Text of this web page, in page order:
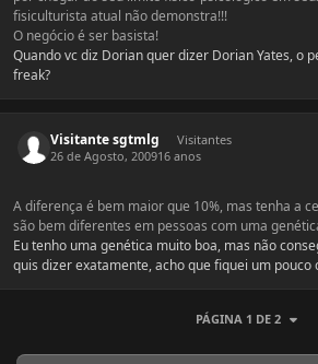
fisiculturista atual não demonstra!!!
O negócio é ser basista!
Quando vc diz Dorian quer dizer Dorian Yates, o
freak?
Visitante sgtmlg
Visitantes
26 de Agosto, 200916 anos
A diferença é bem maior que 10%, mas tenha a
são bem diferentes em pessoas com uma
Eu tenho uma genética muito boa, mas não
quis dizer exatamente, acho que fiquei um pouco
PÁGINA 1 DE 2